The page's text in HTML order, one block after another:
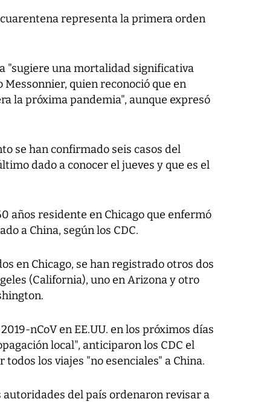
representa la primera orden
"sugiere una mortalidad significativa
quien reconoció que en
la próxima pandemia", aunque expresó
se han confirmado seis casos del
dado a conocer el jueves y que es el
años residente en Chicago que enfermó
a China, según los CDC.
en Chicago, se han registrado otros dos
(California), uno en Arizona y otro
nCoV en EE.UU. en los próximos días
local", anticiparon los CDC el
los viajes "no esenciales" a China.
del país ordenaron revisar a